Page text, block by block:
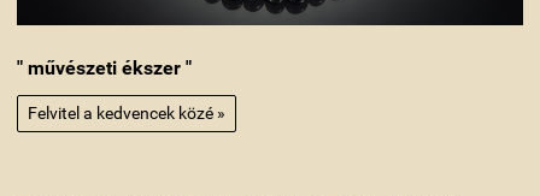
" művészeti ékszer "
Felvitel a kedvencek közé »